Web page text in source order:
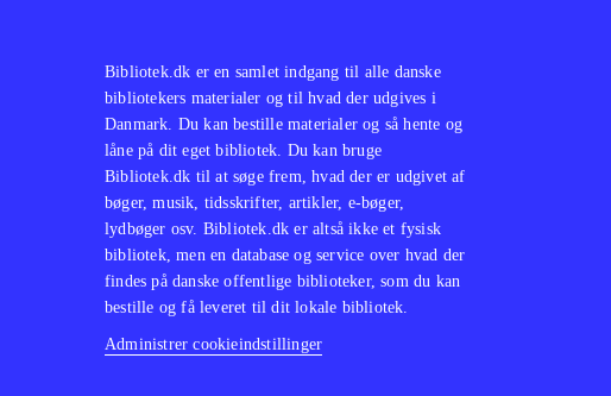
Bibliotek.dk er en samlet indgang til alle danske
bibliotekers materialer og til hvad der udgives i
Danmark. Du kan bestille materialer og så hente og
låne på dit eget bibliotek. Du kan bruge
Bibliotek.dk til at søge frem, hvad der er udgivet af
bøger, musik, tidsskrifter, artikler, e-bøger,
lydbøger osv. Bibliotek.dk er altså ikke et fysisk
bibliotek, men en database og service over hvad der
findes på danske offentlige biblioteker, som du kan
bestille og få leveret til dit lokale bibliotek.
Administrer cookieindstillinger